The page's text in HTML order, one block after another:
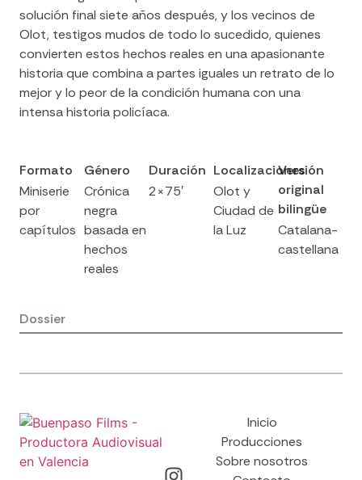
solución final siete años después, y los vecinos de
Olot, testigos mudos de todo lo sucedido, quienes
convierten estos hechos reales en una apasionante
historia que combina a partes iguales un retrato de lo
mejor y lo peor de la condición humana con una
intensa historia policíaca.
Formato
Miniserie
por
capítulos
Género
Crónica
negra
basada en
hechos
reales
Duración
2×75′
Localizaciones
Olot y
Ciudad de
la Luz
Versión
original
bilingüe
Catalana-
castellana
Dossier
Inicio
Producciones
Sobre nosotros